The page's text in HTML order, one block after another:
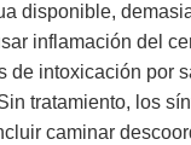
disponible,
inflamación del
de intoxicación por
tratamiento, los
caminar